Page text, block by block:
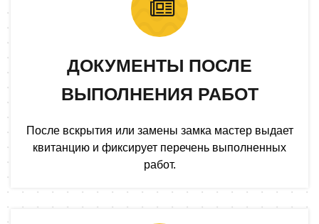
ДОКУМЕНТЫ ПОСЛЕ
ВЫПОЛНЕНИЯ РАБОТ
После вскрытия или замены замка мастер выдает
квитанцию и фиксирует перечень выполненных
работ.